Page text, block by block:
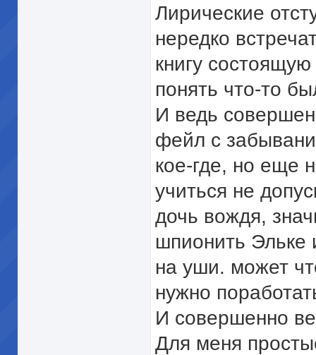
Лирические
нередко
книгу
понять что-то
И ведь
фейл с
кое-где, но еще
учиться не
дочь вождя,
шпионить Эльке
на уши. может
нужно
И совершенно
Для меня